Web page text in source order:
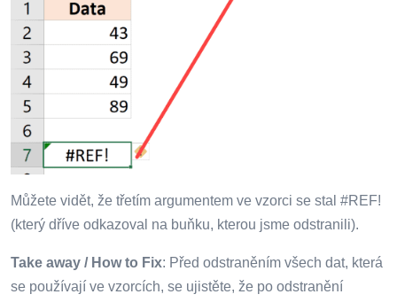
Můžete vidět, že třetím argumentem ve vzorci se stal #REF!
(který dříve odkazoval na buňku, kterou jsme odstranili).
Take away / How to Fix: Před odstraněním všech dat, která
se používají ve vzorcích, se ujistěte, že po odstranění